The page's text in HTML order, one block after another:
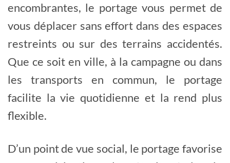
encombrantes, le portage vous permet de
vous déplacer sans effort dans des espaces
restreints ou sur des terrains accidentés.
Que ce soit en ville, à la campagne ou dans
les transports en commun, le portage
facilite la vie quotidienne et la rend plus
flexible.
D’un point de vue social, le portage favorise